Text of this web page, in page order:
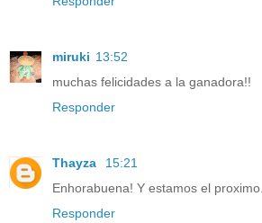
miruki 13:52
muchas felicidades a la ganadora!!
Responder
Thayza
15:21
Enhorabuena! Y estamos el proximo.
Responder